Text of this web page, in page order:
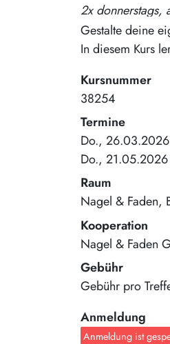
2x donnerstags,
Gestalte deine
In diesem Kurs
Kursnummer
38254
Termine
Do.,
Do.,
Raum
Nagel & Faden
Kooperation
Nagel & Faden
Gebühr
Gebühr pro
Anmeldung
Anmeldung ist